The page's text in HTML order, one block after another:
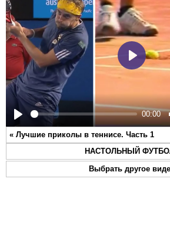
Play
00:00
Play
« Лучшие приколы в теннисе. Часть 1
НАСТОЛЬНЫЙ
Выбрать другое